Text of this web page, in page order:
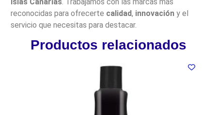
reconocidas para ofrecerte calidad, innovación y el
servicio que necesitas para destacar.
Productos relacionados